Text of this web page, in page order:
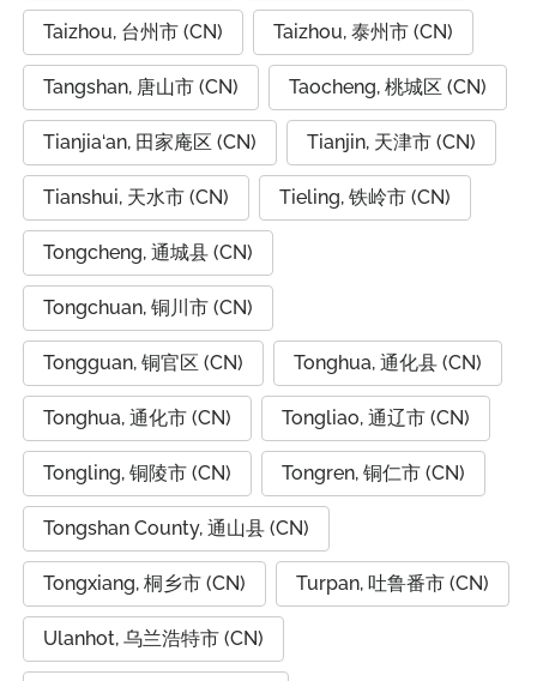
Taizhou, 台州市 (CN) Taizhou, 泰州市 (CN)
Tangshan, 唐山市 (CN) Taocheng, 桃城区 (CN)
Tianjia‘an, 田家庵区 (CN) Tianjin, 天津市 (CN)
Tianshui, 天水市 (CN) Tieling, 铁岭市 (CN)
Tongcheng, 通城县 (CN)
Tongchuan, 铜川市 (CN)
Tongguan, 铜官区 (CN) Tonghua, 通化县 (CN)
Tonghua, 通化市 (CN) Tongliao, 通辽市 (CN)
Tongling, 铜陵市 (CN) Tongren, 铜仁市 (CN)
Tongshan County, 通山县 (CN)
Tongxiang, 桐乡市 (CN) Turpan, 吐鲁番市 (CN)
Ulanhot, 乌兰浩特市 (CN)